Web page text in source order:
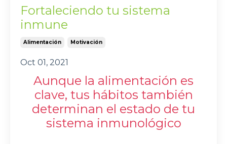
Fortaleciendo tu sistema
inmune
Alimentación Motivación
Oct 01, 2021
Aunque la alimentación es
clave, tus hábitos también
determinan el estado de tu
sistema inmunológico